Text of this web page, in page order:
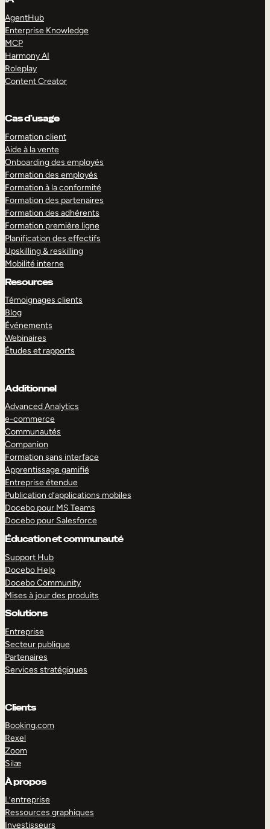
AgentHub
Enterprise Knowledge
MCP
Harmony AI
Roleplay
Content Creator
Cas d’usage
Formation client
Aide à la vente
Onboarding des employés
Formation des employés
Formation à la conformité
Formation des partenaires
Formation des adhérents
Formation première ligne
Planification des effectifs
Upskilling & reskilling
Mobilité interne
Resources
Témoignages clients
Blog
Événements
Webinaires
Études et rapports
Additionnel
Advanced Analytics
e-commerce
Communautés
Companion
Formation sans interface
Apprentissage gamifié
Entreprise étendue
Publication d’applications mobiles
Docebo pour MS Teams
Docebo pour Salesforce
Éducation et communauté
Support Hub
Docebo Help
Docebo Community
Mises à jour des produits
Solutions
Entreprise
Secteur publique
Partenaires
Services stratégiques
Clients
Booking.com
Rexel
Zoom
Silæ
À propos
L’entreprise
Ressources graphiques
Investisseurs